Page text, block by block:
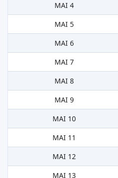
MAI 4
MAI 5
MAI 6
MAI 7
MAI 8
MAI 9
MAI 10
MAI 11
MAI 12
MAI 13